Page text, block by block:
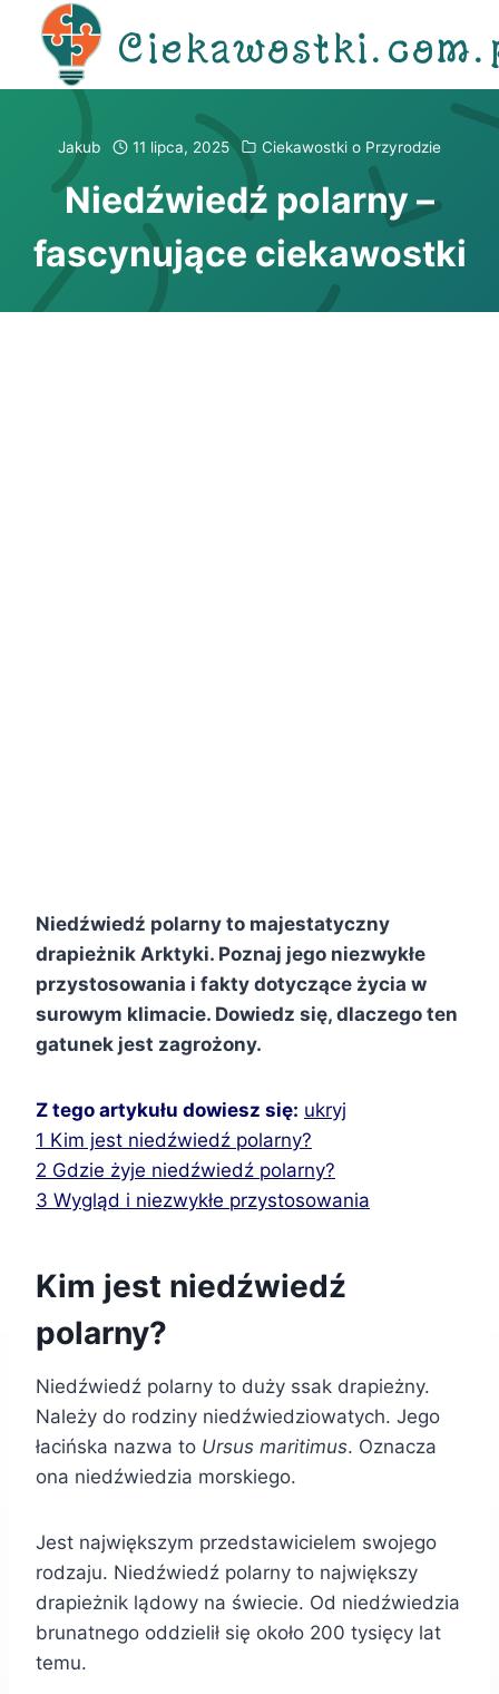
Przejdź
Jakub 11 lipca, 2025 Ciekawostki o Przyrodzie
Niedźwiedź polarny –
fascynujące ciekawostki
Niedźwiedź polarny to majestatyczny
drapieżnik Arktyki. Poznaj jego niezwykłe
przystosowania i fakty dotyczące życia w
surowym klimacie. Dowiedz się, dlaczego ten
gatunek jest zagrożony.
Z tego artykułu dowiesz się: ukryj
1 Kim jest niedźwiedź polarny?
2 Gdzie żyje niedźwiedź polarny?
3 Wygląd i niezwykłe przystosowania
Kim jest niedźwiedź
polarny?
Niedźwiedź polarny to duży ssak drapieżny.
Należy do rodziny niedźwiedziowatych. Jego
łacińska nazwa to Ursus maritimus. Oznacza
ona niedźwiedzia morskiego.
Jest największym przedstawicielem swojego
rodzaju. Niedźwiedź polarny to największy
drapieżnik lądowy na świecie. Od niedźwiedzia
brunatnego oddzielił się około 200 tysięcy lat
temu.